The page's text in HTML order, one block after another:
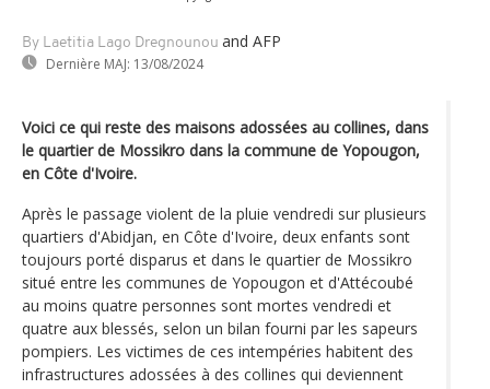
By Laetitia Lago Dregnounou and AFP
Dernière MAJ: 13/08/2024
Voici ce qui reste des maisons adossées au collines, dans
le quartier de Mossikro dans la commune de Yopougon,
en Côte d'Ivoire.
Après le passage violent de la pluie vendredi sur plusieurs
quartiers d'Abidjan, en Côte d'Ivoire, deux enfants sont
toujours porté disparus et dans le quartier de Mossikro
situé entre les communes de Yopougon et d'Attécoubé
au moins quatre personnes sont mortes vendredi et
quatre aux blessés, selon un bilan fourni par les sapeurs
pompiers. Les victimes de ces intempéries habitent des
infrastructures adossées à des collines qui deviennent